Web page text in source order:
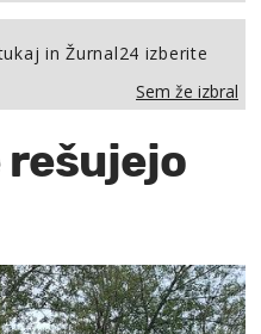
in Žurnal24 izberite
Sem že izbral
rešujejo